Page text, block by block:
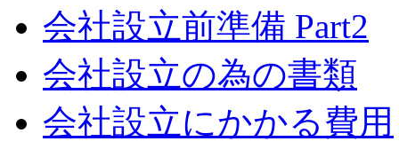
会社設立前準備 Part2
会社設立の為の書類
会社設立にかかる費用